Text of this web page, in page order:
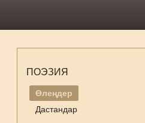
ПОЭЗИЯ
Өлеңдер
Дастандар